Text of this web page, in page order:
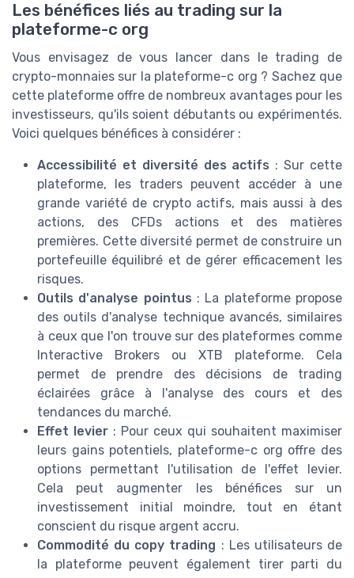
Les bénéfices liés au trading sur la
plateforme-c org
Vous envisagez de vous lancer dans le trading de
crypto-monnaies sur la plateforme-c org ? Sachez que
cette plateforme offre de nombreux avantages pour les
investisseurs, qu'ils soient débutants ou expérimentés.
Voici quelques bénéfices à considérer :
Accessibilité et diversité des actifs : Sur cette
plateforme, les traders peuvent accéder à une
grande variété de crypto actifs, mais aussi à des
actions, des CFDs actions et des matières
premières. Cette diversité permet de construire un
portefeuille équilibré et de gérer efficacement les
risques.
Outils d'analyse pointus : La plateforme propose
des outils d'analyse technique avancés, similaires
à ceux que l'on trouve sur des plateformes comme
Interactive Brokers ou XTB plateforme. Cela
permet de prendre des décisions de trading
éclairées grâce à l'analyse des cours et des
tendances du marché.
Effet levier : Pour ceux qui souhaitent maximiser
leurs gains potentiels, plateforme-c org offre des
options permettant l'utilisation de l'effet levier.
Cela peut augmenter les bénéfices sur un
investissement initial moindre, tout en étant
conscient du risque argent accru.
Commodité du copy trading : Les utilisateurs de
la plateforme peuvent également tirer parti du